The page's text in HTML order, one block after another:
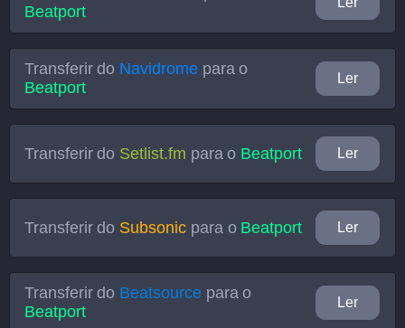
Beatport
Transferir do Navidromepara o
Beatport
Ler
Transferir do Setlist.fm para o Beatport Ler
Transferir do Subsonicpara o Beatport Ler
Transferir do Beatsourcepara o
Beatport
Ler